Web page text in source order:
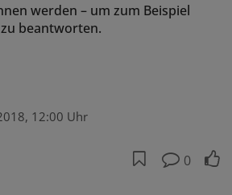
werden – um zum Beispiel
beantworten.
12:00 Uhr
0